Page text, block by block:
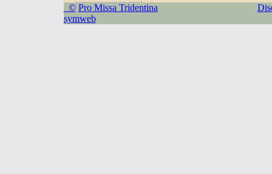
© Pro Missa Tridentina
symweb